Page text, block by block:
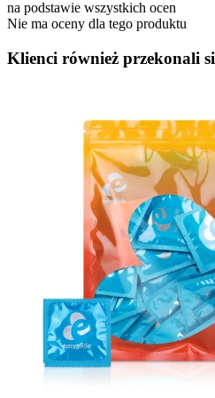
na podstawie wszystkich ocen
Nie ma oceny dla tego produktu
Klienci również przekonali